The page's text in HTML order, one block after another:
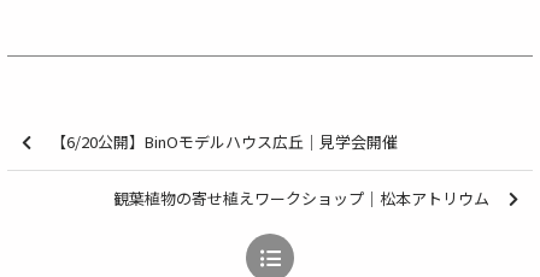
【6/20公開】BinOモデルハウス広丘｜見学会開催
観葉植物の寄せ植えワークショップ｜松本アトリウム